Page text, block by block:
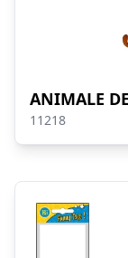
ANIMALE
11218